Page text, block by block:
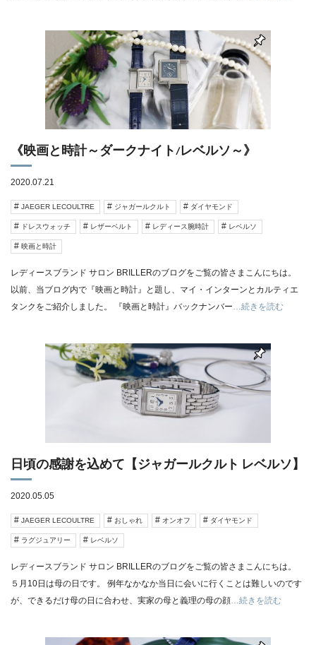
《映画と時計～ダークナイト/レベルソ～》
2020.07.21
JAEGER LECOULTRE ジャガールクルト ダイヤモンド
ドレスウォッチ レザーベルト レディース腕時計 レベルソ
映画と時計
レディースブランド サロン BRILLERのブログをご覧の皆さまこんにちは。
以前、当ブログ内で『映画と時計』と題し、マイ・インターンとカルティエ
タンクをご紹介しました。 『映画と時計』バックナンバー…続きを読む
日頃の感謝を込めて【ジャガールクルト レベルソ】
2020.05.05
JAEGER LECOULTRE おしゃれ オンオフ ダイヤモンド
ラグジュアリー レベルソ
レディースブランド サロン BRILLERのブログをご覧の皆さまこんにちは。
５月10日は母の日です。 例年なかなか当日に会いに行くことは難しいのです
が、できるだけ母の日に合わせ、実家の母と義理の母の顔 …続きを読む